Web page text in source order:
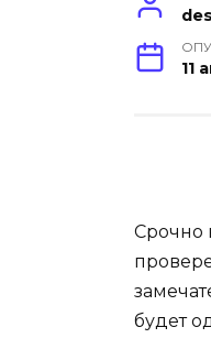
11
Срочно
будет